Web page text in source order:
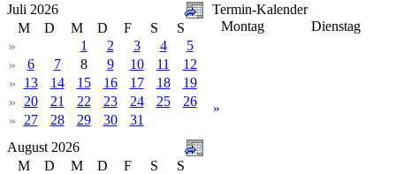
Juli 2026
M
D M D F S
S
»
1 2 3 4
5
»
6 7 8 9 10 11
12
»
13 14 15 16 17 18
19
»
20 21 22 23 24 25
26
»
27 28 29 30
31
August 2026
M
D M D F S
S
Termin-Kalender
Montag
Dienstag
»